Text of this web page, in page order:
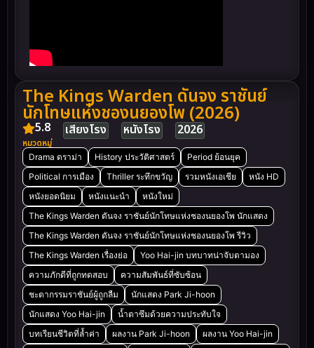
The Kings Warden ดันจง ราชันย์
นักโทษแห่งชองนยองโพ (2026)
5.8 เสียงโรง หนังโรง 2026
หมวดหมู่
Drama ดราม่า History ประวัติศาสตร์
Period ย้อนยุค
Political การเมือง
Thriller ระทึกขวัญ รวมหนังเอเชีย
หนัง HD
หนังยอดนิยม
หนังแนะนำ
หนังใหม่
The Kings Warden ดันจง ราชันย์นักโทษแห่งชองนยองโพ นักแสดง
The Kings Warden ดันจง ราชันย์นักโทษแห่งชองนยองโพ รีวิว
The Kings Warden เรื่องย่อ
Yoo Hai-jin บทบาทน่าจับตามอง
ความภักดีที่ถูกทดสอบ
ความสัมพันธ์ที่ซับซ้อน
ชะตากรรมราชันย์ผู้ถูกลืม
นักแสดง Park Ji-hoon
นักแสดง Yoo Hai-jin
น้ำตาซึมด้วยความประทับใจ
บทเรียนชีวิตที่ล้ำค่า
ผลงาน Park Ji-hoon
ผลงาน Yoo Hai-jin